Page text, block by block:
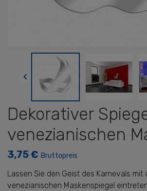

Dekorativer
venezianischen
3,75 € Bruttopreis
Lassen Sie den Geist des Karnevals mit
venezianischen Maskenspiegel